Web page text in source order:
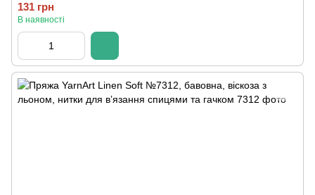
131 грн
В наявності